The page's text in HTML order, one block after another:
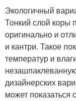
Экологичный
Тонкий слой коры
оригинально и
и кантри. Такое
температур и
дизайнерских
может